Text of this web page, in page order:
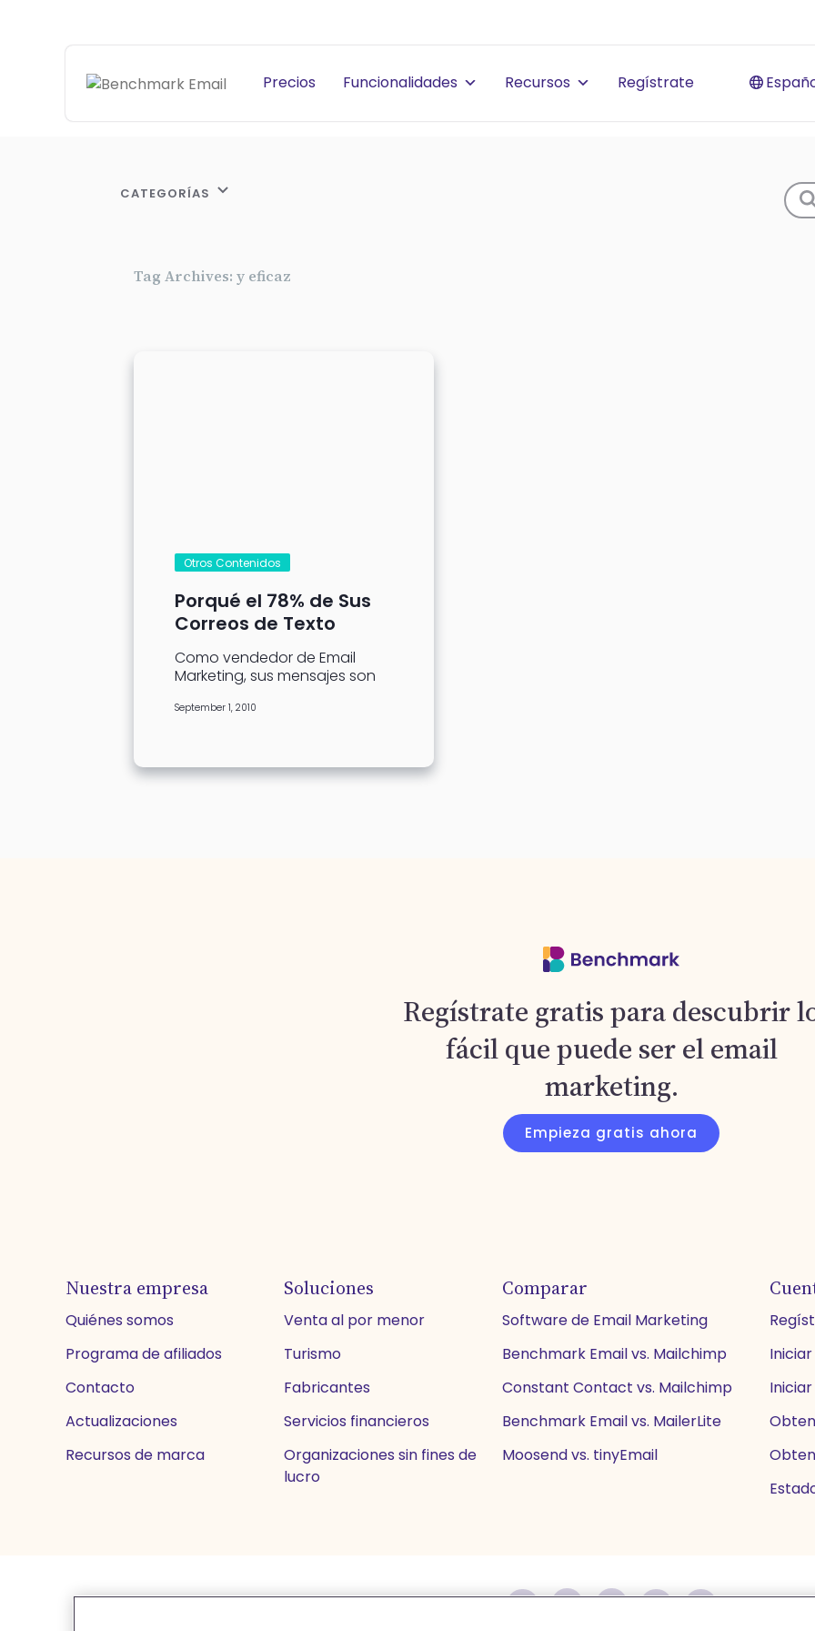
Precios Funcionalidades Recursos Regístrate
CATEGORÍAS
Tag Archives: y eficaz
Otros Contenidos
Porqué el 78% de Sus
Correos de Texto
Núnca son Leidos
Como vendedor de Email
Marketing, sus mensajes son
comprimidas como cualquier
September 1, 2010
Regístrate gratis para descubrir
fácil que puede ser el email
marketing.
Empieza gratis ahora
Nuestra empresa
Quiénes somos
Programa de afiliados
Contacto
Actualizaciones
Recursos de marca
Soluciones
Venta al por menor
Turismo
Fabricantes
Servicios financieros
Organizaciones sin fines de
lucro
Comparar
Software de Email Marketing
Benchmark Email vs. Mailchimp
Constant Contact vs. Mailchimp
Benchmark Email vs. MailerLite
Moosend vs. tinyEmail